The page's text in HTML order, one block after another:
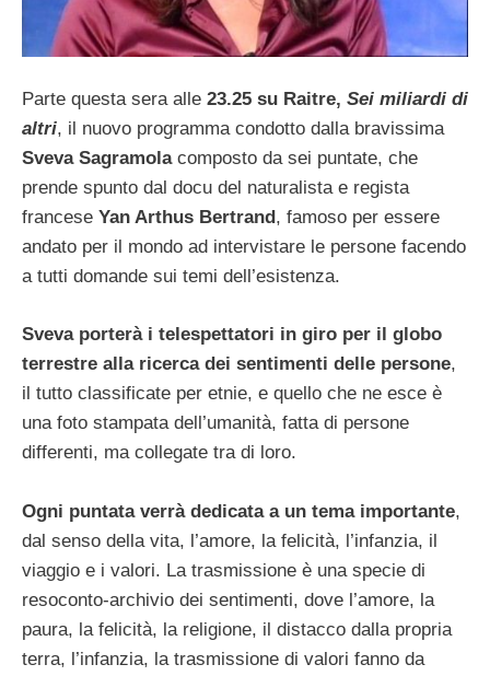
Parte questa sera alle 23.25 su Raitre, Sei miliardi di
altri, il nuovo programma condotto dalla bravissima
Sveva Sagramolacomposto da sei puntate, che
prende spunto dal docu del naturalista e regista
francese Yan Arthus Bertrand, famoso per essere
andato per il mondo ad intervistare le persone facendo
a tutti domande sui temi dell’esistenza.
Sveva porterà i telespettatori in giro per il globo
terrestre alla ricerca dei sentimenti delle persone,
il tutto classificate per etnie, e quello che ne esce è
una foto stampata dell’umanità, fatta di persone
differenti, ma collegate tra di loro.
Ogni puntata verrà dedicata a un tema importante,
dal senso della vita, l’amore, la felicità, l’infanzia, il
viaggio e i valori. La trasmissione è una specie di
resoconto-archivio dei sentimenti, dove l’amore, la
paura, la felicità, la religione, il distacco dalla propria
terra, l’infanzia, la trasmissione di valori fanno da